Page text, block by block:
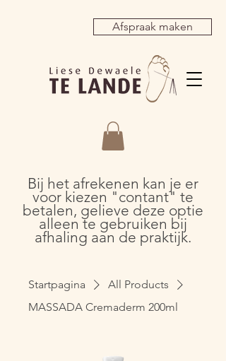
Afspraak maken
Bij het afrekenen kan je er
voor kiezen "contant" te
betalen, gelieve deze optie
alleen te gebruiken bij
afhaling aan de praktijk.
Startpagina
All Products
MASSADA Cremaderm 200ml